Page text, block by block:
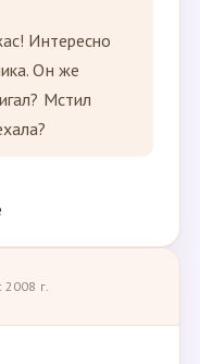
Интересно
Он же
Мстил
2008 г.